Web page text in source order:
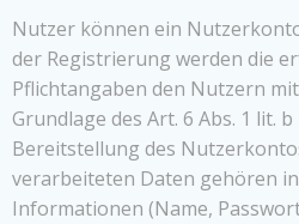
Nutzer können ein
der Registrierung werden die
Pflichtangaben den Nutzern
Grundlage des Art. 6 Abs. 1 lit.
Bereitstellung des
verarbeiteten Daten gehören
Informationen (Name,